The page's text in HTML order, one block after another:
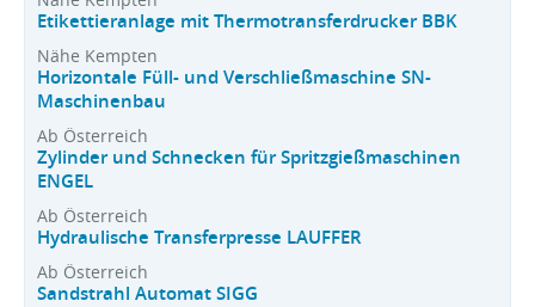
Etikettieranlage mit Thermotransferdrucker BBK
Nähe Kempten
Horizontale Füll- und Verschließmaschine SN-
Maschinenbau
Ab Österreich
Zylinder und Schnecken für Spritzgießmaschinen
ENGEL
Ab Österreich
Hydraulische Transferpresse LAUFFER
Ab Österreich
Sandstrahl Automat SIGG